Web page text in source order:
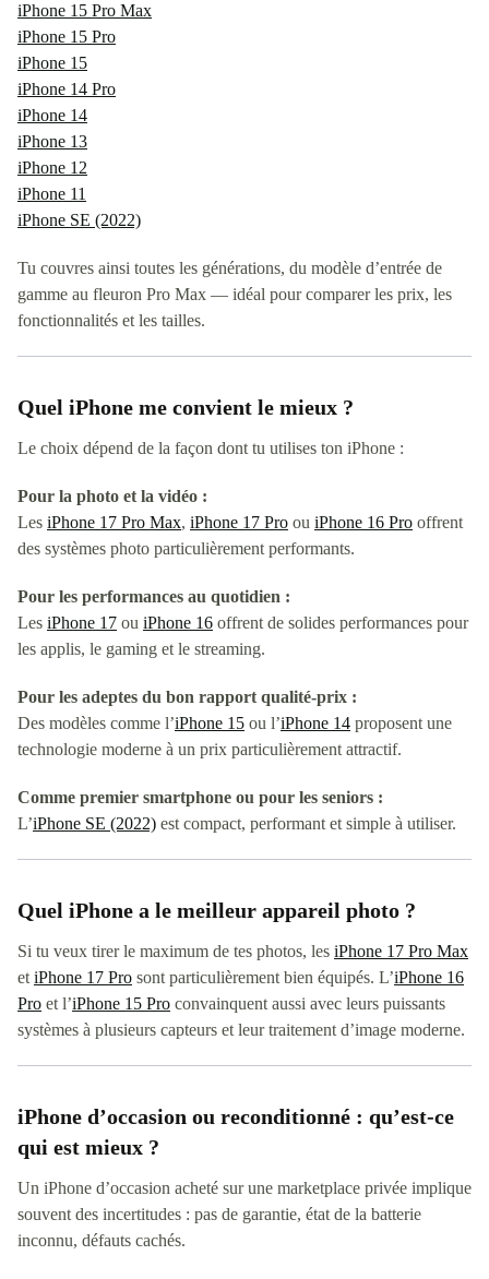
iPhone 15 Pro Max
iPhone 15 Pro
iPhone 15
iPhone 14 Pro
iPhone 14
iPhone 13
iPhone 12
iPhone 11
iPhone SE (2022)
Tu couvres ainsi toutes les générations, du modèle d’entrée de
gamme au fleuron Pro Max — idéal pour comparer les prix, les
fonctionnalités et les tailles.
Quel iPhone me convient le mieux ?
Le choix dépend de la façon dont tu utilises ton iPhone :
Pour la photo et la vidéo :
Les iPhone 17 Pro Max, iPhone 17 Pro ou iPhone 16 Pro offrent
des systèmes photo particulièrement performants.
Pour les performances au quotidien :
Les iPhone 17 ou iPhone 16 offrent de solides performances pour
les applis, le gaming et le streaming.
Pour les adeptes du bon rapport qualité-prix :
Des modèles comme l’iPhone 15 ou l’iPhone 14 proposent une
technologie moderne à un prix particulièrement attractif.
Comme premier smartphone ou pour les seniors :
L’iPhone SE (2022) est compact, performant et simple à utiliser.
Quel iPhone a le meilleur appareil photo ?
Si tu veux tirer le maximum de tes photos, les iPhone 17 Pro Max
et iPhone 17 Pro sont particulièrement bien équipés. L’iPhone 16
Pro et l’iPhone 15 Pro convainquent aussi avec leurs puissants
systèmes à plusieurs capteurs et leur traitement d’image moderne.
iPhone d’occasion ou reconditionné : qu’est-ce
qui est mieux ?
Un iPhone d’occasion acheté sur une marketplace privée implique
souvent des incertitudes : pas de garantie, état de la batterie
inconnu, défauts cachés.